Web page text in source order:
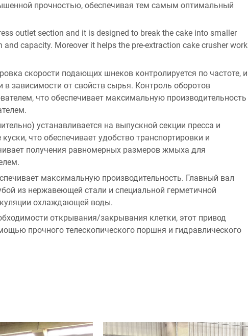
прочностью, обеспечивая тем самым оптимальный
outlet section and it is designed to break the cake into smaller
capacity. Moreover it helps the pre-extraction cake crusher work
скорости подающих шнеков контролируется по частоте, и
зависимости от свойств сырья. Контроль оборотов
что обеспечивает максимальную производительность
устанавливается на выпускной секции пресса и
что обеспечивает удобство транспортировки и
получения равномерных размеров жмыха для
максимальную производительность. Главный вал
из нержавеющей стали и специальной герметичной
охлаждающей воды.
открывания/закрывания клетки, этот привод
прочного телескопического поршня и гидравлического